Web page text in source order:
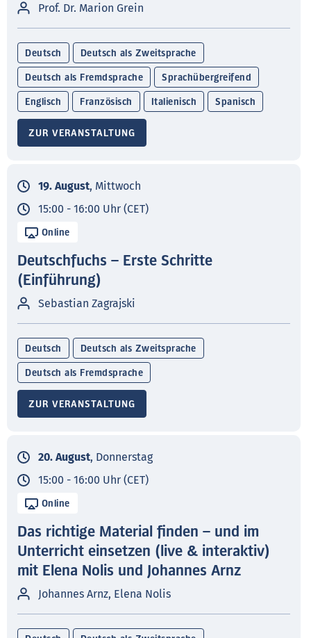
Prof. Dr. Marion Grein
Deutsch Deutsch als Zweitsprache
Deutsch als Fremdsprache Sprachübergreifend
Englisch Französisch Italienisch Spanisch
ZUR VERANSTALTUNG
19. August, Mittwoch
15:00 - 16:00 Uhr (CET)
Online
Deutschfuchs – Erste Schritte
(Einführung)
Sebastian Zagrajski
Deutsch Deutsch als Zweitsprache
Deutsch als Fremdsprache
ZUR VERANSTALTUNG
20. August, Donnerstag
15:00 - 16:00 Uhr (CET)
Online
Das richtige Material finden – und im
Unterricht einsetzen (live & interaktiv)
mit Elena Nolis und Johannes Arnz
Johannes Arnz, Elena Nolis